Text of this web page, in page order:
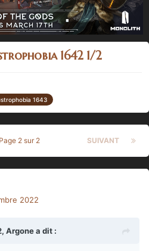
1642 1/2
1643
SUIVANT
Page 2 sur 2
2022
Argonea dit :